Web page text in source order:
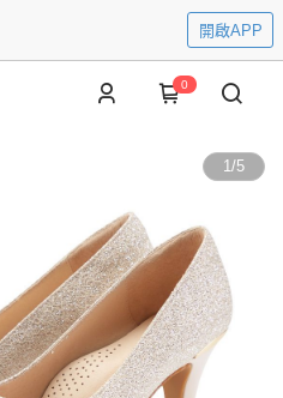
開啟APP
0
1/5